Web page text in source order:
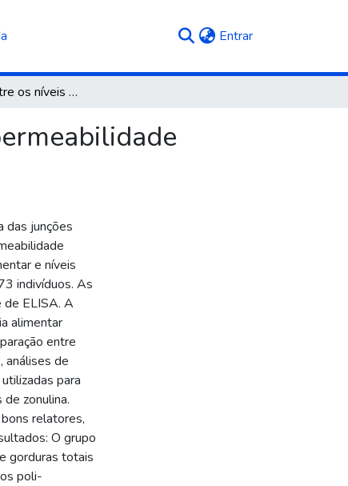
Entrar(current)
Associação entre os níveis séricos do marcador de permeabilidade intestinal zonulina e alimentação
das junções
e níveis
indivíduos. As
de ELISA. A
alimentar
entre
análises de
para
zonulina.
relatores,
O grupo
gorduras totais
poli-